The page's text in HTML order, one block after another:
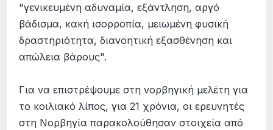
"γενικευμένη αδυναμία, εξάντληση, αργό
βάδισμα, κακή ισορροπία, μειωμένη φυσική
δραστηριότητα, διανοητική εξασθένηση και
απώλεια βάρους".
Για να επιστρέψουμε στη νορβηγική μελέτη για
το κοιλιακό λίπος, για 21 χρόνια, οι ερευνητές
στη Νορβηγία παρακολούθησαν στοιχεία από